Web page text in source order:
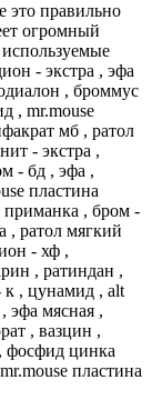
это правильно
огромный
- экстра , эфа
, броммус
, mr.mouse
мб , ратол
- экстра ,
- бд , эфа ,
пластина
приманка , бром -
, ратол мягкий
- хф ,
, ратиндан ,
к , цунамид , alt
эфа мясная ,
, вазцин ,
фосфид цинка
пластина